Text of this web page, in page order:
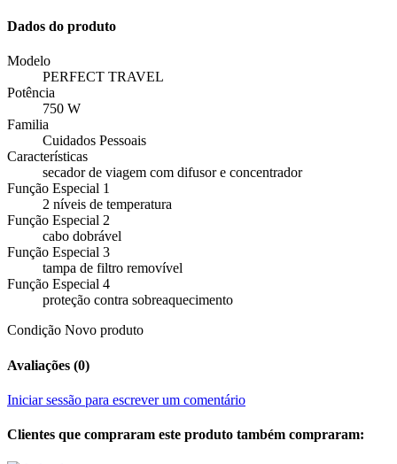
Dados do produto
Modelo
PERFECT TRAVEL
Potência
750 W
Familia
Cuidados Pessoais
Características
secador de viagem com difusor e concentrador
Função Especial 1
2 níveis de temperatura
Função Especial 2
cabo dobrável
Função Especial 3
tampa de filtro removível
Função Especial 4
proteção contra sobreaquecimento
Condição Novo produto
Avaliações (0)
Iniciar sessão para escrever um comentário
Clientes que compraram este produto também compraram: